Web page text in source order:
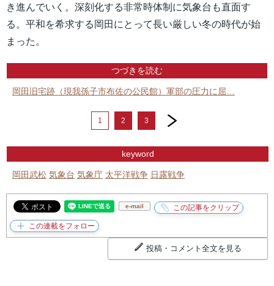
き進んでいく。深刻化する非常時体制に気象台も直面す
る。平和を希求する岡田にとって長い厳しい冬の時代が始
まった。
つづきを読む
岡田旧宅跡（現我孫子市布佐の公民館）軍部の圧力に屈…
1 2 3
next
keyword
岡田武松 気象台 気象庁 太平洋戦争 日露戦争
e-mail
投稿・コメント全文を見る